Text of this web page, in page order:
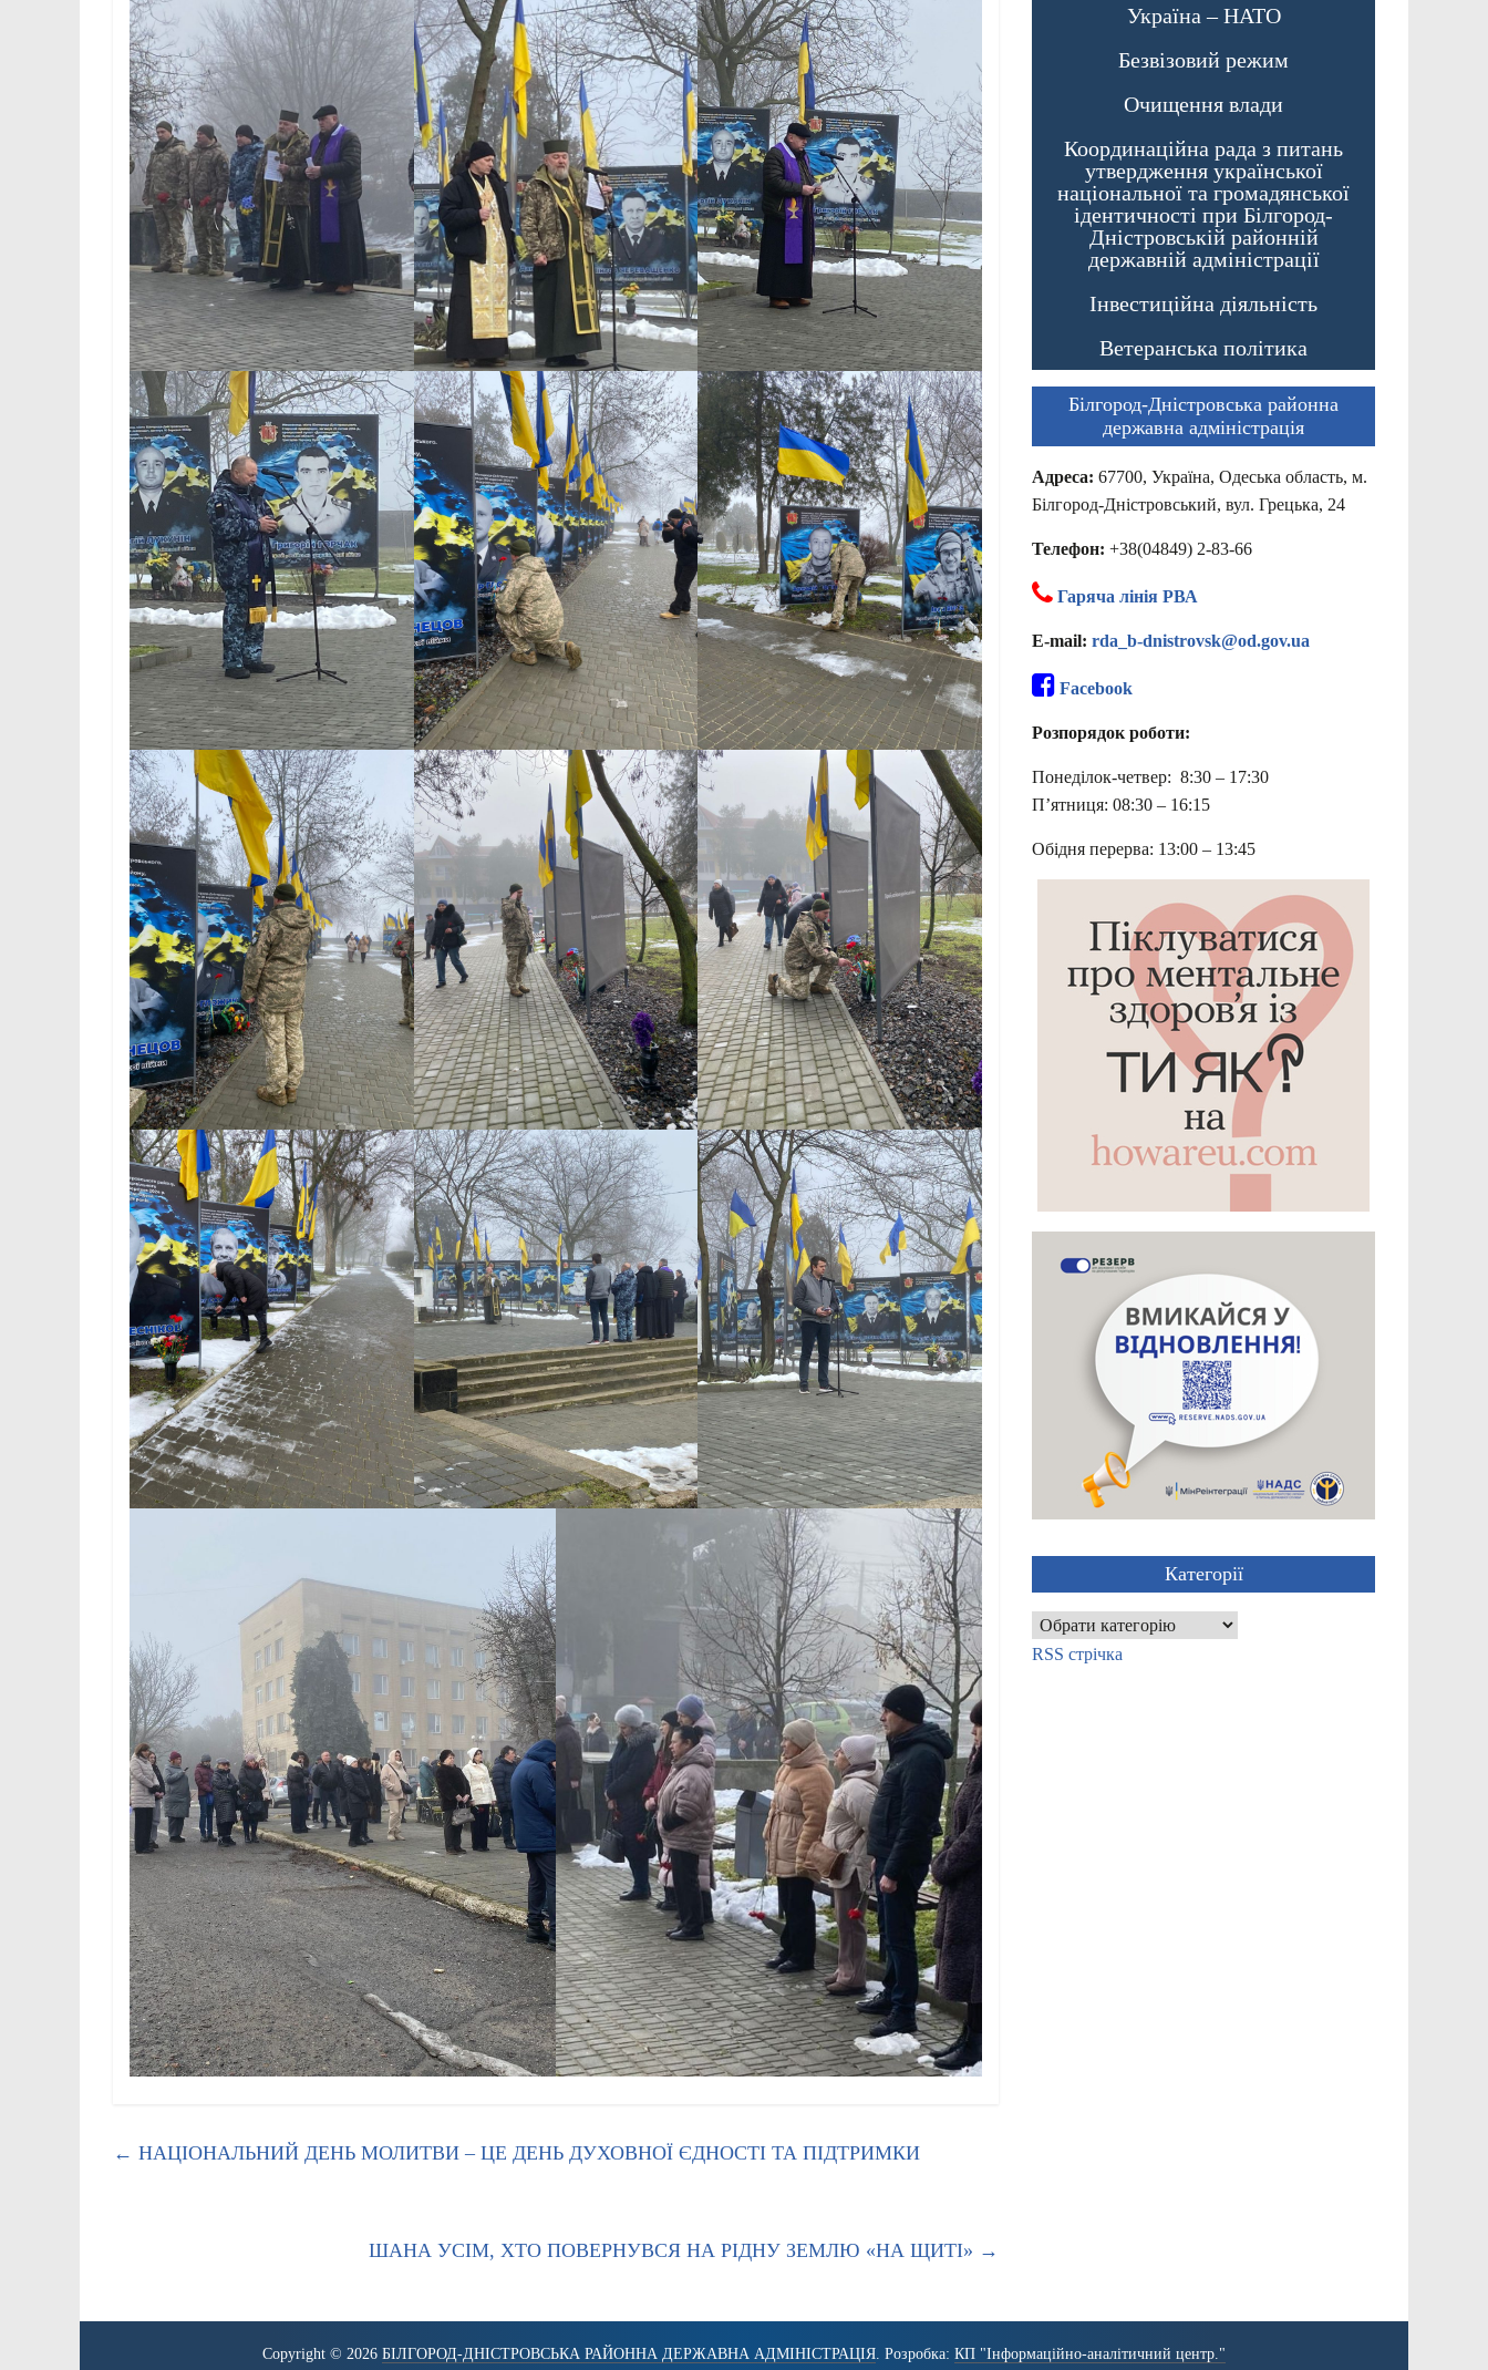
← НАЦІОНАЛЬНИЙ ДЕНЬ МОЛИТВИ – ЦЕ ДЕНЬ ДУХОВНОЇ ЄДНОСТІ ТА ПІДТРИМКИ
ШАНА УСІМ, ХТО ПОВЕРНУВСЯ НА РІДНУ ЗЕМЛЮ «НА ЩИТІ» →
Україна – НАТО
Безвізовий режим
Очищення влади
Координаційна рада з питань
утвердження української
національної та громадянської
ідентичності при Білгород-
Дністровській районній
державній адміністрації
Інвестиційна діяльність
Ветеранська політика
Білгород-Дністровська районна
державна адміністрація
Адреса: 67700, Україна, Одеська область, м.
Білгород-Дністровський, вул. Грецька, 24
Телефон: +38(04849) 2-83-66
Гаряча лінія РВА
E-mail: rda_b-dnistrovsk@od.gov.ua
Facebook
Розпорядок роботи:
Понеділок-четвер: 8:30 – 17:30
П’ятниця: 08:30 – 16:15
Обідня перерва: 13:00 – 13:45
Категорії
Категорії
RSS стрічка
Copyright © 2026 БІЛГОРОД-ДНІСТРОВСЬКА РАЙОННА ДЕРЖАВНА АДМІНІСТРАЦІЯ. Розробка: КП "Інформаційно-аналітичний центр."